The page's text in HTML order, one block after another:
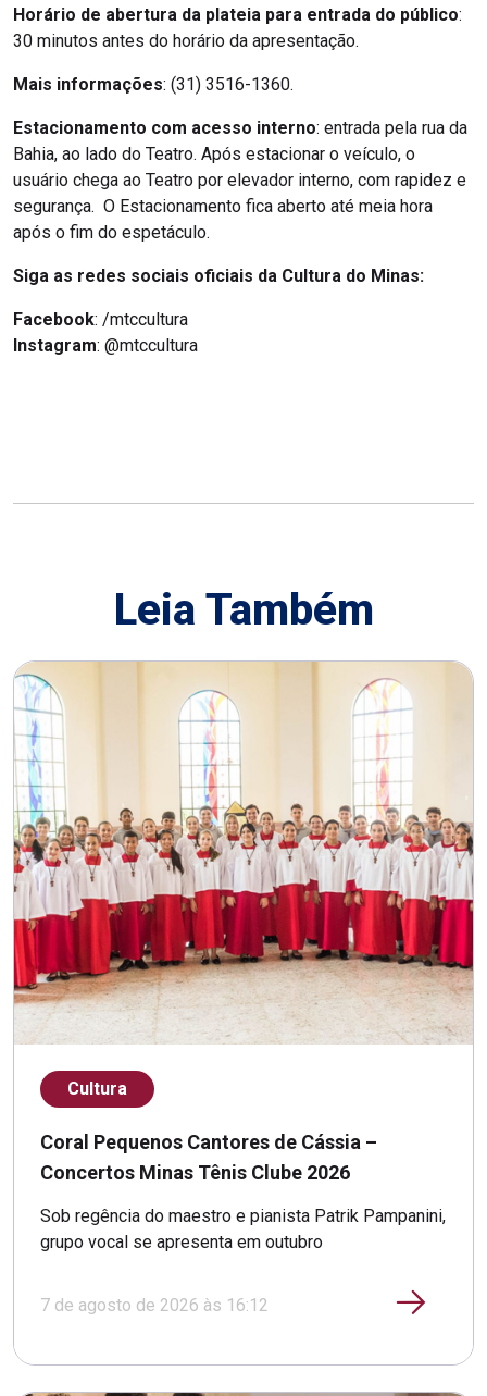
Horário de abertura da plateia para entrada do público:
30 minutos antes do horário da apresentação.
Mais informações: (31) 3516-1360.
Estacionamento com acesso interno: entrada pela rua da
Bahia, ao lado do Teatro. Após estacionar o veículo, o
usuário chega ao Teatro por elevador interno, com rapidez e
segurança. O Estacionamento fica aberto até meia hora
após o fim do espetáculo.
Siga as redes sociais oficiais da Cultura do Minas:
Facebook: /mtccultura
Instagram: @mtccultura
Leia Também
Cultura
Coral Pequenos Cantores de Cássia –
Concertos Minas Tênis Clube 2026
Sob regência do maestro e pianista Patrik Pampanini,
grupo vocal se apresenta em outubro
7 de agosto de 2026 às 16:12